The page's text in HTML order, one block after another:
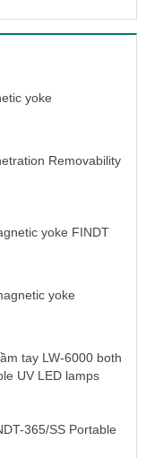
yoke
Removability
yoke FINDT
yoke
tay LW-6000 both
UV LED lamps
365/SS Portable